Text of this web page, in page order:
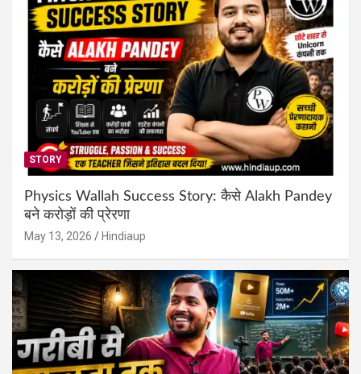
STORY
Physics Wallah Success Story: कैसे Alakh Pandey
बने करोड़ों की प्रेरणा
May 13, 2026 Hindiaup